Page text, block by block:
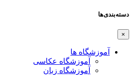
دسته‌بندی‌ها
×
آموزشگاه ها
آموزشگاه عکاسی
آموزشگاه زبان